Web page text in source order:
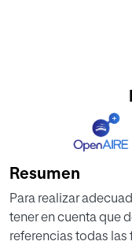
Resumen
Para realizar
tener en cuenta que
referencias todas